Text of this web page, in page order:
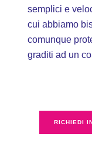
semplici e
cui abbiamo
comunque
graditi ad un
RICHIEDI